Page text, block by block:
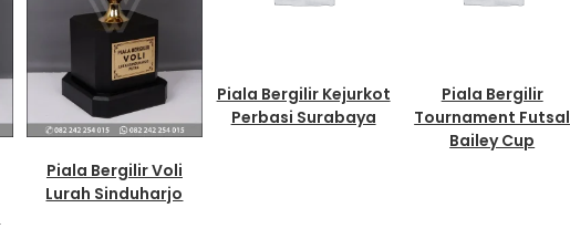
Piala Bergilir Voli
Lurah Sinduharjo
Piala Bergilir Kejurkot
Perbasi Surabaya
Piala Bergilir
Tournament Futsal
Bailey Cup